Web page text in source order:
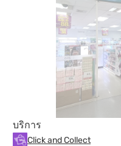
บริการ
Click and Collect